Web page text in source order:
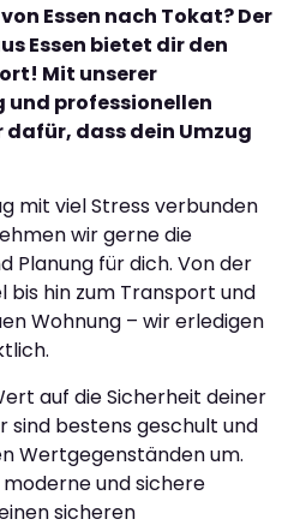
Essen nach Tokat? Der
Essen bietet dir den
Mit unserer
professionellen
dass dein Umzug
mit viel Stress verbunden
wir gerne die
Planung für dich. Von der
hin zum Transport und
Wohnung – wir erledigen
auf die Sicherheit deiner
sind bestens geschult und
Wertgegenständen um.
und sichere
sicheren